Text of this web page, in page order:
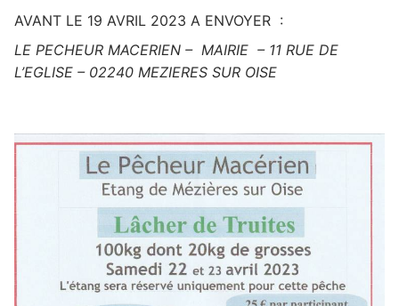
AVANT LE 19 AVRIL 2023 A ENVOYER :
LE PECHEUR MACERIEN – MAIRIE – 11 RUE DE
L’EGLISE – 02240 MEZIERES SUR OISE